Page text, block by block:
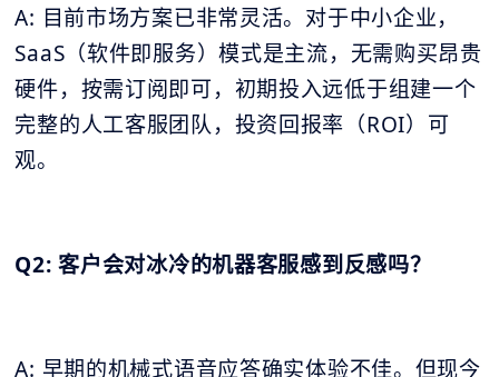
A: 目前市场方案已非常灵活。对于中小企业，
SaaS（软件即服务）模式是主流，无需购买昂贵
硬件，按需订阅即可，初期投入远低于组建一个
完整的人工客服团队，投资回报率（ROI）可
观。
Q2: 客户会对冰冷的机器客服感到反感吗？
A: 早期的机械式语音应答确实体验不佳。但现今